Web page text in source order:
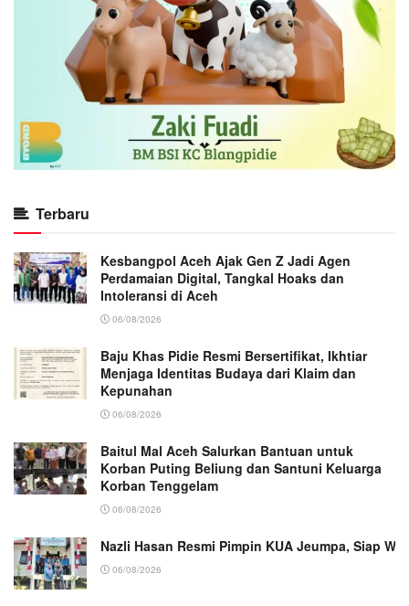
Terbaru
Kesbangpol Aceh Ajak Gen Z Jadi Agen
Perdamaian Digital, Tangkal Hoaks dan
Intoleransi di Aceh
06/08/2026
Baju Khas Pidie Resmi Bersertifikat, Ikhtiar
Menjaga Identitas Budaya dari Klaim dan
Kepunahan
06/08/2026
Baitul Mal Aceh Salurkan Bantuan untuk
Korban Puting Beliung dan Santuni Keluarga
Korban Tenggelam
06/08/2026
Nazli Hasan Resmi Pimpin KUA Jeumpa, Siap
06/08/2026